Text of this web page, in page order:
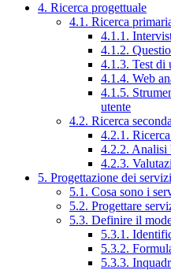
4. Ricerca progettuale
4.1. Ricerca
4.1.1.
4.1.2.
4.1.3. Test di
4.1.4. Web
4.1.5.
utente
4.2. Ricerca
4.2.1.
4.2.2. Analisi
4.2.3.
5. Progettazione dei servizi
5.1. Cosa sono i
5.2. Progettare
5.3. Definire il
5.3.1.
5.3.2.
5.3.3.